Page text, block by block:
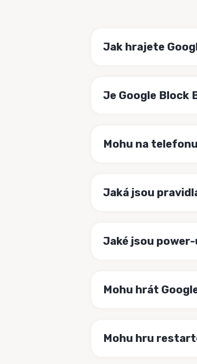
Jak hrajete
Je Google Block
Mohu na
Jaká jsou
Jaké jsou
Mohu hrát
Mohu hru